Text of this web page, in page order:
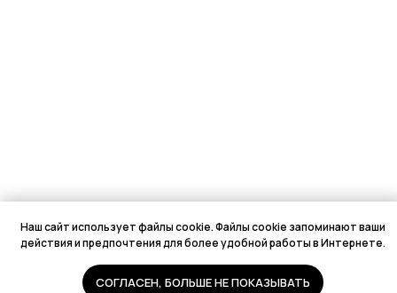
Наш сайт использует файлы cookie. Файлы cookie запоминают ваши
действия и предпочтения для более удобной работы в Интернете.
СОГЛАСЕН, БОЛЬШЕ НЕ ПОКАЗЫВАТЬ